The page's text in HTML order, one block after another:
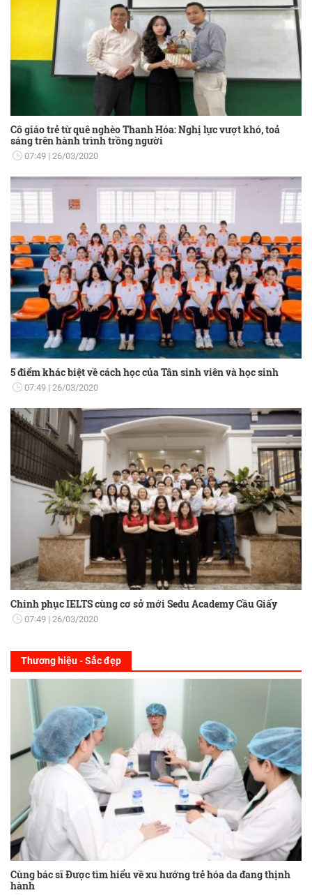
Cô giáo trẻ từ quê nghèo Thanh Hóa: Nghị lực vượt khó, toả
sáng trên hành trình trồng người
07:49 26/03/2020
5 điểm khác biệt về cách học của Tân sinh viên và học sinh
07:49 26/03/2020
Chinh phục IELTS cùng cơ sở mới Sedu Academy Cầu Giấy
07:49 26/03/2020
Thương hiệu - Sắc đẹp
Cùng bác sĩ Được tìm hiểu về xu hướng trẻ hóa da đang thịnh
hành